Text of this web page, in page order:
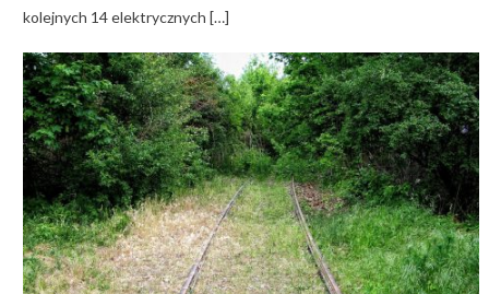
kolejnych 14 elektrycznych […]